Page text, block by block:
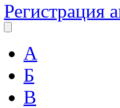
Регистрация
А
Б
В